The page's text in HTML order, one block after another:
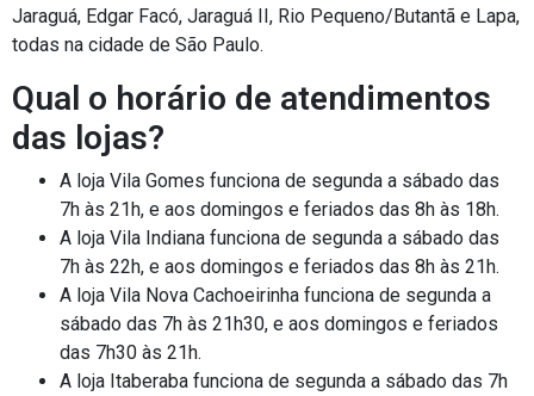
Jaraguá, Edgar Facó, Jaraguá II, Rio Pequeno/Butantã e Lapa,
todas na cidade de São Paulo.
Qual o horário de atendimentos
das lojas?
A loja Vila Gomes funciona de segunda a sábado das
7h às 21h, e aos domingos e feriados das 8h às 18h.
A loja Vila Indiana funciona de segunda a sábado das
7h às 22h, e aos domingos e feriados das 8h às 21h.
A loja Vila Nova Cachoeirinha funciona de segunda a
sábado das 7h às 21h30, e aos domingos e feriados
das 7h30 às 21h.
A loja Itaberaba funciona de segunda a sábado das 7h